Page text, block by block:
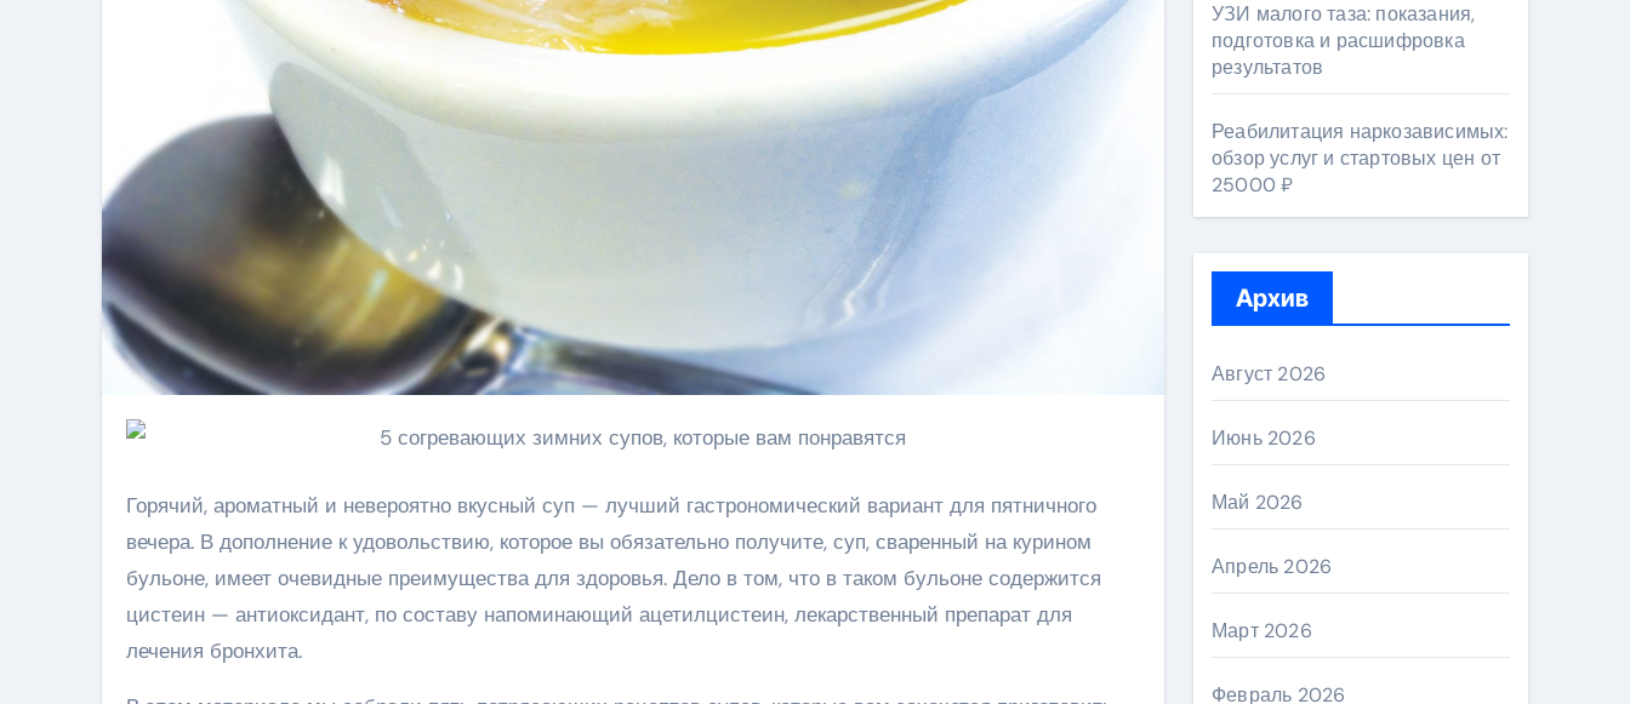
Горячий, ароматный и невероятно вкусный суп — лучший гастрономический вариант для пятничного
вечера. В дополнение к удовольствию, которое вы обязательно получите, суп, сваренный на курином
бульоне, имеет очевидные преимущества для здоровья. Дело в том, что в таком бульоне содержится
цистеин — антиоксидант, по составу напоминающий ацетилцистеин, лекарственный препарат для
лечения бронхита.
УЗИ малого таза: показания,
подготовка и расшифровка
результатов
Реабилитация наркозависимых:
обзор услуг и стартовых цен от
25000 ₽
Архив
Август 2026
Июнь 2026
Май 2026
Апрель 2026
Март 2026
Февраль 2026